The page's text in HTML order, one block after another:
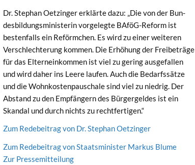
Dr. Stephan Oet­zinger erk­lärte dazu: „Die von der Bun­
des­bil­dungsmin­is­terin vorgelegte BAföG-Reform ist
besten­falls ein Reförm­chen. Es wird zu ein­er weit­eren
Ver­schlechterung kom­men. Die Erhöhung der Frei­be­träge
für das Elterneinkom­men ist viel zu ger­ing aus­ge­fall­en
und wird daher ins Leere laufen. Auch die Bedarf­ssätze
und die Wohnkosten­pauschale sind viel zu niedrig. Der
Abstand zu den Empfängern des Bürg­ergeldes ist ein
Skan­dal und durch nichts zu rechtfertigen.“
Zum Rede­beitrag von Dr. Stephan Oetzinger
Zum Rede­beitrag von Staatsmin­is­ter Markus Blume
Zur Pressemit­teilung